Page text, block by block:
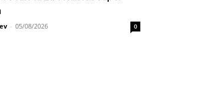
- 05/08/2026 0